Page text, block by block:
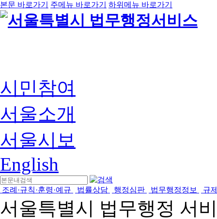
본문 바로가기 주메뉴 바로가기 하위메뉴 바로가기
시민참여
서울소개
서울시보
English
조례·규칙·훈령·예규 법률상담 행정심판 법무행정정보 규
서울특별시 법무행정 서